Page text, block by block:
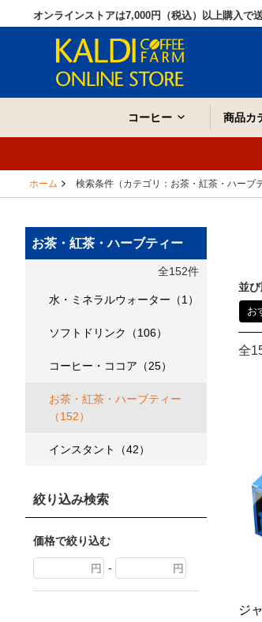
オンラインストアは7,000円（税込）以上購入で
コーヒー 商品カ
ホーム 検索条件（カテゴリ：お茶・紅茶・ハーブ
並
お
全
ジ
お茶・紅茶・ハーブティー
全152件
水・ミネラルウォーター（1）
ソフトドリンク（106）
コーヒー・ココア（25）
お茶・紅茶・ハーブティー
（152）
インスタント（42）
絞り込み検索
価格で絞り込む
-